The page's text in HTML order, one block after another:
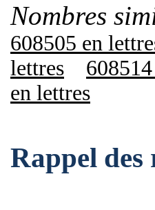
Nombres
608505 en
lettres
en lettres
Rappel